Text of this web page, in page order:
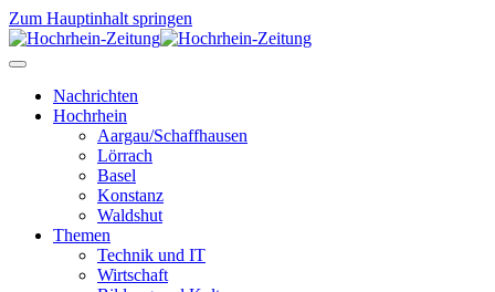
Zum Hauptinhalt springen
Nachrichten
Hochrhein
Aargau/Schaffhausen
Lörrach
Basel
Konstanz
Waldshut
Themen
Technik und IT
Wirtschaft